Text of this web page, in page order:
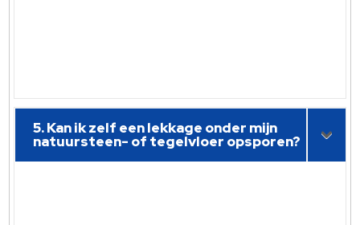
5. Kan ik zelf een lekkage onder mijn
natuursteen- of tegelvloer opsporen?